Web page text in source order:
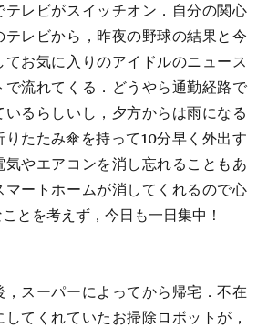
テレビがスイッチオン．自分の関心
テレビから，昨夜の野球の結果と今
てお気に入りのアイドルのニュース
で流れてくる．どうやら通勤経路で
いるらしいし，夕方からは雨になる
りたたみ傘を持って10分早く外出す
気やエアコンを消し忘れることもあ
マートホームが消してくれるので心
とを考えず，今日も一日集中！
，スーパーによってから帰宅．不在
てくれていたお掃除ロボットが，